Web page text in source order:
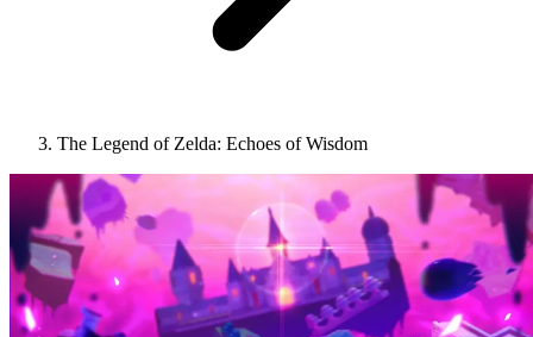
The Legend of Zelda: Echoes of Wisdom